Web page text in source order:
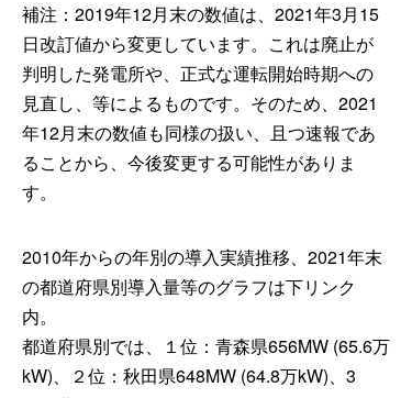
補注：2019年12月末の数値は、2021年3月15
日改訂値から変更しています。これは廃止が
判明した発電所や、正式な運転開始時期への
見直し、等によるものです。そのため、2021
年12月末の数値も同様の扱い、且つ速報であ
ることから、今後変更する可能性がありま
す。
2010年からの年別の導入実績推移、2021年末
の都道府県別導入量等のグラフは下リンク
内。
都道府県別では、１位：青森県656MW (65.6万
kW)、２位：秋田県648MW (64.8万kW)、3